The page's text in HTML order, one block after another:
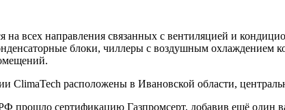
на всех направления связанных с вентиляцией и
блоки, чиллеры c воздушным
ClimaTech расположены в Ивановской области,
прошло сертификацию Газпромсерт, добавив ещё